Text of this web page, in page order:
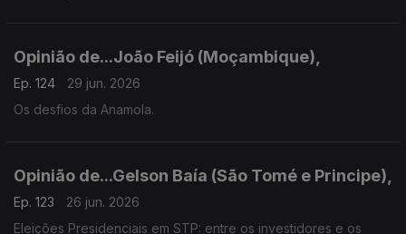
Opinião de...João Feijó (Moçambique),
Ep. 124
29 jun. 2026
Os desfios da Anamola.
Opinião de...Gelson Baía (São Tomé e Principe),
Ep. 123
26 jun. 2026
Eleições Presidenciais em STP: entre os investidores e os